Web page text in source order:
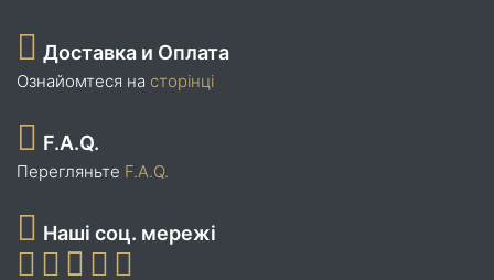
Доставка и Оплата
Ознайомтеся на сторінці
F.A.Q.
Перегляньте F.A.Q.
Наші соц. мережі